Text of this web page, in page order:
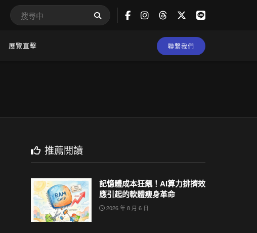
展覽直擊 聯繫我們
推薦閱讀
記憶體成本狂飆！AI算力排擠效
應引起的軟體瘦身革命
2026 年 8 月 6 日